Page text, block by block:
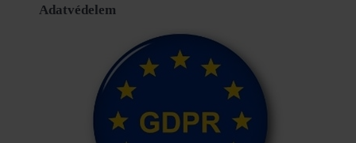
Adatvédelem